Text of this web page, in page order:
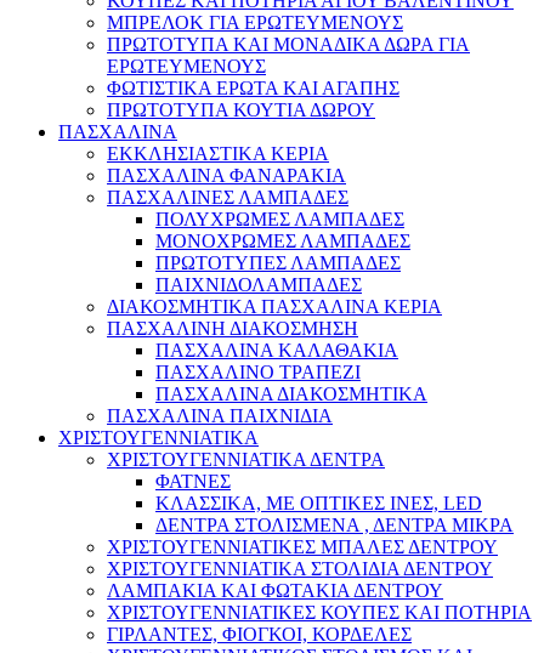
ΜΠΡΕΛΟΚ ΓΙΑ ΕΡΩΤΕΥΜΕΝΟΥΣ
ΠΡΩΤΟΤΥΠΑ ΚΑΙ ΜΟΝΑΔΙΚΑ ΔΩΡΑ ΓΙΑ
ΕΡΩΤΕΥΜΕΝΟΥΣ
ΦΩΤΙΣΤΙΚΑ ΕΡΩΤΑ ΚΑΙ ΑΓΑΠΗΣ
ΠΡΩΤΟΤΥΠΑ ΚΟΥΤΙΑ ΔΩΡΟΥ
ΠΑΣΧΑΛΙΝΑ
ΕΚΚΛΗΣΙΑΣΤΙΚΑ ΚΕΡΙΑ
ΠΑΣΧΑΛΙΝΑ ΦΑΝΑΡΑΚΙΑ
ΠΑΣΧΑΛΙΝΕΣ ΛΑΜΠΑΔΕΣ
ΠΟΛΥΧΡΩΜΕΣ ΛΑΜΠΑΔΕΣ
ΜΟΝΟΧΡΩΜΕΣ ΛΑΜΠΑΔΕΣ
ΠΡΩΤΟΤΥΠΕΣ ΛΑΜΠΑΔΕΣ
ΠΑΙΧΝΙΔΟΛΑΜΠΑΔΕΣ
ΔΙΑΚΟΣΜΗΤΙΚΑ ΠΑΣΧΑΛΙΝΑ ΚΕΡΙΑ
ΠΑΣΧΑΛΙΝΗ ΔΙΑΚΟΣΜΗΣΗ
ΠΑΣΧΑΛΙΝΑ ΚΑΛΑΘΑΚΙΑ
ΠΑΣΧΑΛΙΝΟ ΤΡΑΠΕΖΙ
ΠΑΣΧΑΛΙΝΑ ΔΙΑΚΟΣΜΗΤΙΚΑ
ΠΑΣΧΑΛΙΝΑ ΠΑΙΧΝΙΔΙΑ
ΧΡΙΣΤΟΥΓΕΝΝΙΑΤΙΚΑ
ΧΡΙΣΤΟΥΓΕΝΝΙΑΤΙΚΑ ΔΕΝΤΡΑ
ΦΑΤΝΕΣ
ΚΛΑΣΣΙΚΑ, ΜΕ ΟΠΤΙΚΕΣ ΙΝΕΣ, LED
ΔΕΝΤΡΑ ΣΤΟΛΙΣΜΕΝΑ , ΔΕΝΤΡΑ ΜΙΚΡΑ
ΧΡΙΣΤΟΥΓΕΝΝΙΑΤΙΚΕΣ ΜΠΑΛΕΣ ΔΕΝΤΡΟΥ
ΧΡΙΣΤΟΥΓΕΝΝΙΑΤΙΚΑ ΣΤΟΛΙΔΙΑ ΔΕΝΤΡΟΥ
ΛΑΜΠΑΚΙΑ ΚΑΙ ΦΩΤΑΚΙΑ ΔΕΝΤΡΟΥ
ΧΡΙΣΤΟΥΓΕΝΝΙΑΤΙΚΕΣ ΚΟΥΠΕΣ ΚΑΙ ΠΟΤΗΡΙΑ
ΓΙΡΛΑΝΤΕΣ, ΦΙΟΓΚΟΙ, ΚΟΡΔΕΛΕΣ